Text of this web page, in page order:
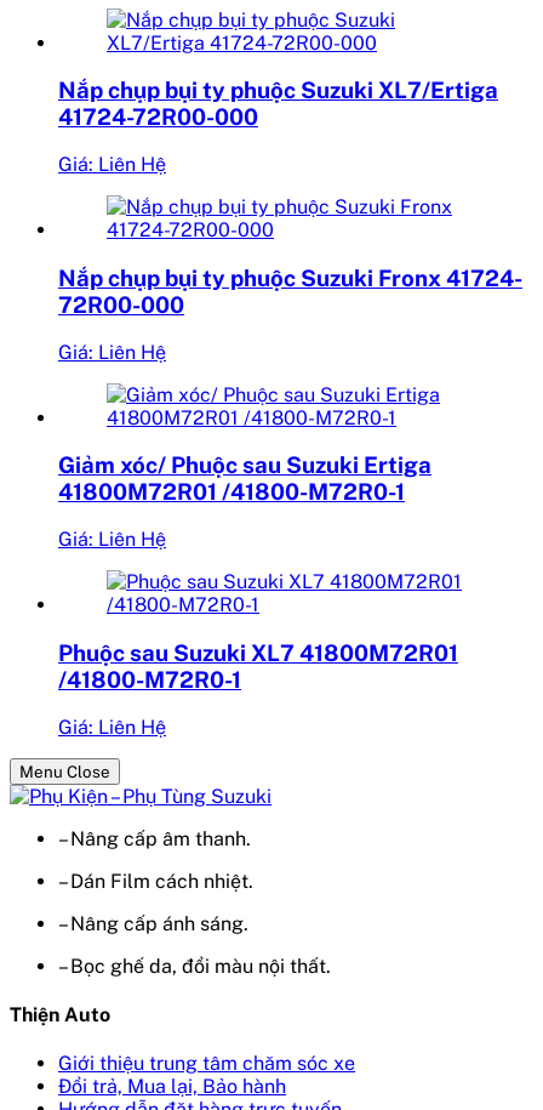
Nắp chụp bụi ty phuộc Suzuki XL7/Ertiga
41724-72R00-000
Giá: Liên Hệ
Nắp chụp bụi ty phuộc Suzuki Fronx 41724-
72R00-000
Giá: Liên Hệ
Giảm xóc/ Phuộc sau Suzuki Ertiga
41800M72R01 /41800-M72R0-1
Giá: Liên Hệ
Phuộc sau Suzuki XL7 41800M72R01
/41800-M72R0-1
Giá: Liên Hệ
Menu Close
– Nâng cấp âm thanh.
– Dán Film cách nhiệt.
– Nâng cấp ánh sáng.
– Bọc ghế da, đổi màu nội thất.
Thiện Auto
Giới thiệu trung tâm chăm sóc xe
Đổi trả, Mua lại, Bảo hành